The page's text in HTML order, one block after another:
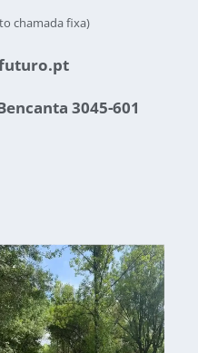
chamada fixa)
3045-601